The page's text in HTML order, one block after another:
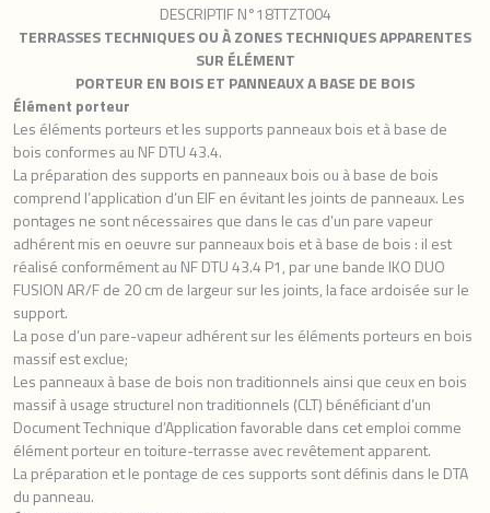
DESCRIPTIF N°18TTZT004
TERRASSES TECHNIQUES OU À ZONES TECHNIQUES APPARENTES
SUR ÉLÉMENT
PORTEUR EN BOIS ET PANNEAUX A BASE DE BOIS
Élément porteur
Les éléments porteurs et les supports panneaux bois et à base de
bois conformes au NF DTU 43.4.
La préparation des supports en panneaux bois ou à base de bois
comprend l’application d’un EIF en évitant les joints de panneaux. Les
pontages ne sont nécessaires que dans le cas d’un pare vapeur
adhérent mis en oeuvre sur panneaux bois et à base de bois : il est
réalisé conformément au NF DTU 43.4 P1, par une bande IKO DUO
FUSION AR/F de 20 cm de largeur sur les joints, la face ardoisée sur le
support.
La pose d’un pare-vapeur adhérent sur les éléments porteurs en bois
massif est exclue;
Les panneaux à base de bois non traditionnels ainsi que ceux en bois
massif à usage structurel non traditionnels (CLT) bénéficiant d’un
Document Technique d’Application favorable dans cet emploi comme
élément porteur en toiture-terrasse avec revêtement apparent.
La préparation et le pontage de ces supports sont définis dans le DTA
du panneau.